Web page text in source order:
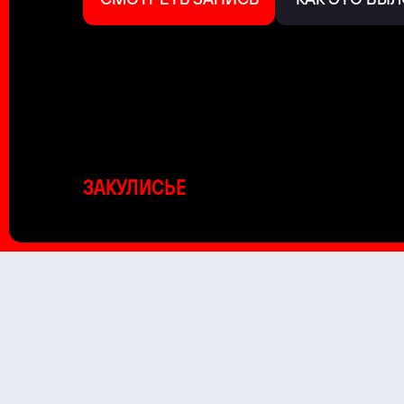
ЗАКУЛИСЬЕ